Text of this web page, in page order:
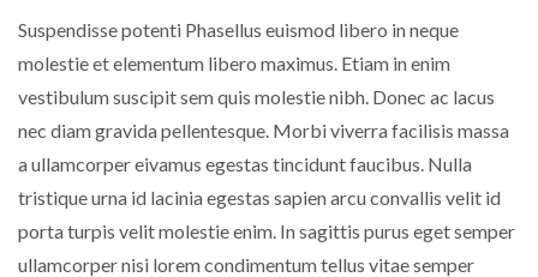
Suspendisse potenti Phasellus euismod libero in neque
molestie et elementum libero maximus. Etiam in enim
vestibulum suscipit sem quis molestie nibh. Donec ac lacus
nec diam gravida pellentesque. Morbi viverra facilisis massa
a ullamcorper eivamus egestas tincidunt faucibus. Nulla
tristique urna id lacinia egestas sapien arcu convallis velit id
porta turpis velit molestie enim. In sagittis purus eget semper
ullamcorper nisi lorem condimentum tellus vitae semper